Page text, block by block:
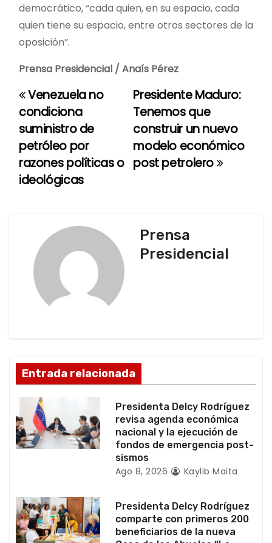
democrático, “cada quien, en su espacio, cada
quien tiene su espacio, entre otros sectores de la
oposición”.
Prensa Presidencial / Anaís Pérez
N
a
v
e
e
n
t
a
d
Presidente Maduro:
Tenemos que
construir un nuevo
modelo económico
post petrolero
Venezuela no
condiciona
suministro de
petróleo por
razones políticas o
ideológicas
Prensa
Presidencial
Entrada relacionada
Presidenta Delcy Rodríguez
revisa agenda económica
nacional y la ejecución de
fondos de emergencia post-
sismos
Ago 8, 2026 Kaylib Maita
Presidenta Delcy Rodríguez
comparte con primeros 200
beneficiarios de la nueva